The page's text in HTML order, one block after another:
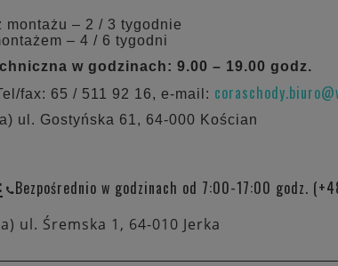
– 2 / 3 tygodnie
– 4 / 6 tygodni
w godzinach: 9.00 – 19.00 godz.
fax: 65 / 511 92 16, e-mail:
ul. Gostyńska 61, 64-000 Kościan
Bezpośrednio w godzinach od 7:00-17:00 godz.
ul. Śremska 1, 64-010 Jerka